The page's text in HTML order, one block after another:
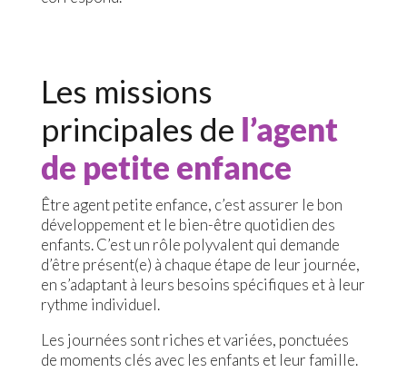
Les missions
principales de l’agent
de petite enfance
Être agent petite enfance, c’est assurer le bon
développement et le bien-être quotidien des
enfants. C’est un rôle polyvalent qui demande
d’être présent(e) à chaque étape de leur journée,
en s’adaptant à leurs besoins spécifiques et à leur
rythme individuel.
Les journées sont riches et variées, ponctuées
de moments clés avec les enfants et leur famille.